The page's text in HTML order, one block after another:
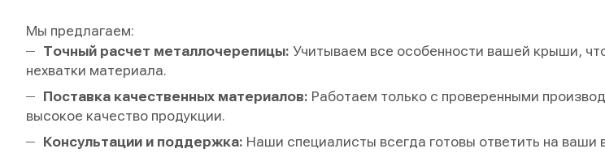
Мы предлагаем:
Точный расчет металлочерепицы: Учитываем все особенности вашей крыши,
нехватки материала.
Поставка качественных материалов: Работаем только с проверенными
высокое качество продукции.
Консультации и поддержка: Наши специалисты всегда готовы ответить на ваши